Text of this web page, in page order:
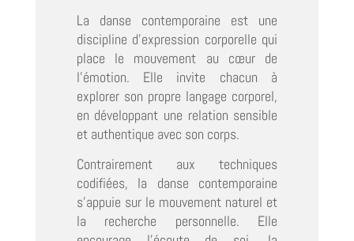
La danse contemporaine est une
discipline d’expression corporelle qui
place le mouvement au cœur de
l’émotion. Elle invite chacun à
explorer son propre langage corporel,
en développant une relation sensible
et authentique avec son corps.
Contrairement aux techniques
codifiées, la danse contemporaine
s’appuie sur le mouvement naturel et
la recherche personnelle. Elle